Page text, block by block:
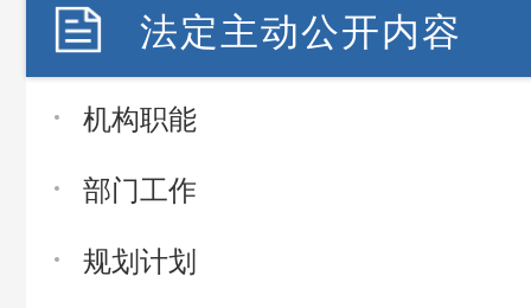
法定主动公开内容
机构职能
部门工作
规划计划